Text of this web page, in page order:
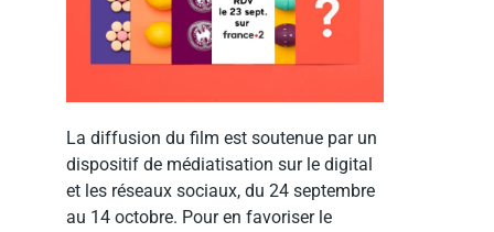
La diffusion du film est soutenue par un
dispositif de médiatisation sur le digital
et les réseaux sociaux, du 24 septembre
au 14 octobre. Pour en favoriser le